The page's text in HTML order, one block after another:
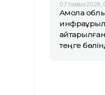
07 тамыз 2026,
Ақмола
теңге